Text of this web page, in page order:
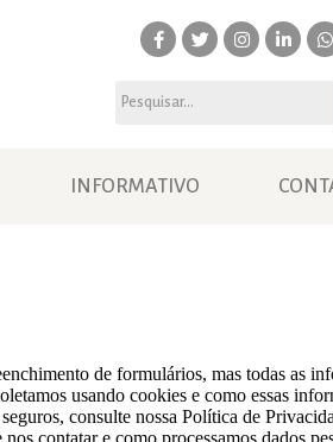
INFORMATIVO
de formulários, mas todas as
usando cookies e como essas
consulte nossa Política de
contatar e como processamos dados